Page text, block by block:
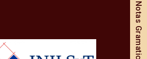
Notas Gramaticales